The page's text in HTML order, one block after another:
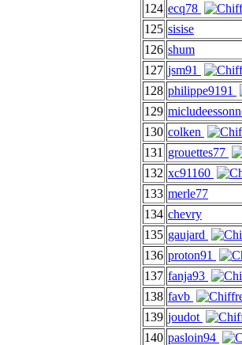
124 ecq78
125 sisise
126 shum
127 jsm91
128 philippe9191
129
130 colken
131 grouettes77
132 xc91160
133 merle77
134 chevry
135 gaujard
136 proton91
137 fanja93
138 favb
139 joudot
140 pasloin94